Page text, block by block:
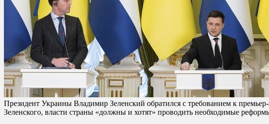
Президент Украины Владимир Зеленский обратился с требованием к
Зеленского, власти страны «должны и хотят» проводить необходимые